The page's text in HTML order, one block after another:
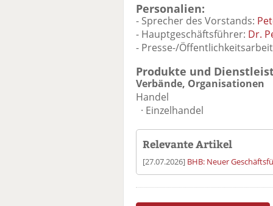
Personalien:
- Sprecher des Vorstands:
- Hauptgeschäftsführer: Dr.
- Presse-/
Produkte und
Verbände, Organisationen
Handel
· Einzelhandel
Relevante Artikel
[27.07.2026] BHB: Neuer